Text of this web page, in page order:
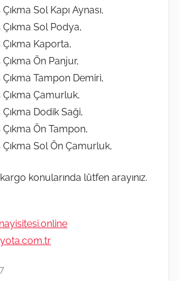
Sol Kapı Aynası,
Sol Podya,
Kaporta,
Ön Panjur,
Tampon Demiri,
Çamurluk,
Dodik Saği,
Ön Tampon,
Sol Ön Çamurluk,
konularında lütfen arayınız.